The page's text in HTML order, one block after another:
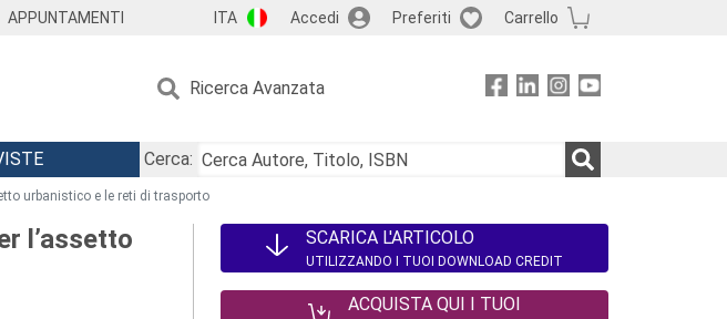
APPUNTAMENTI ITA Accedi Preferiti Carrello
Ricerca Avanzata
Cerca:
urbanistico e le reti di trasporto
l’assetto
SCARICA L'ARTICOLO
UTILIZZANDO I TUOI DOWNLOAD CREDIT
ACQUISTA QUI I TUOI